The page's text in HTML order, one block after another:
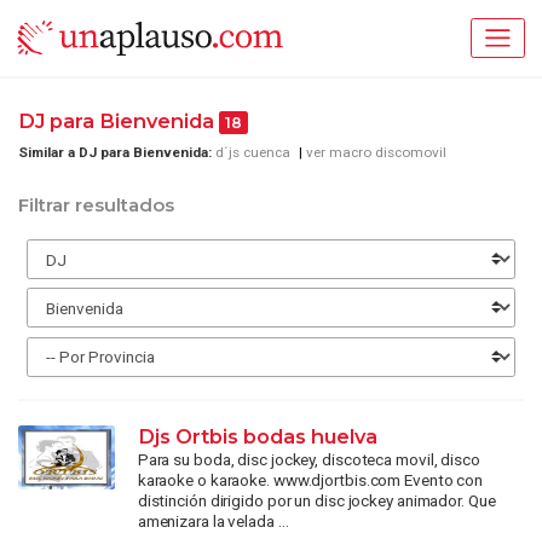
DJ para Bienvenida 18
Similar a DJ para Bienvenida: d´js cuenca ver macro discomovil
Filtrar resultados
Djs Ortbis bodas huelva
Para su boda, disc jockey, discoteca movil, disco
karaoke o karaoke. www.djortbis.com Evento con
distinción dirigido por un disc jockey animador. Que
amenizara la velada ...